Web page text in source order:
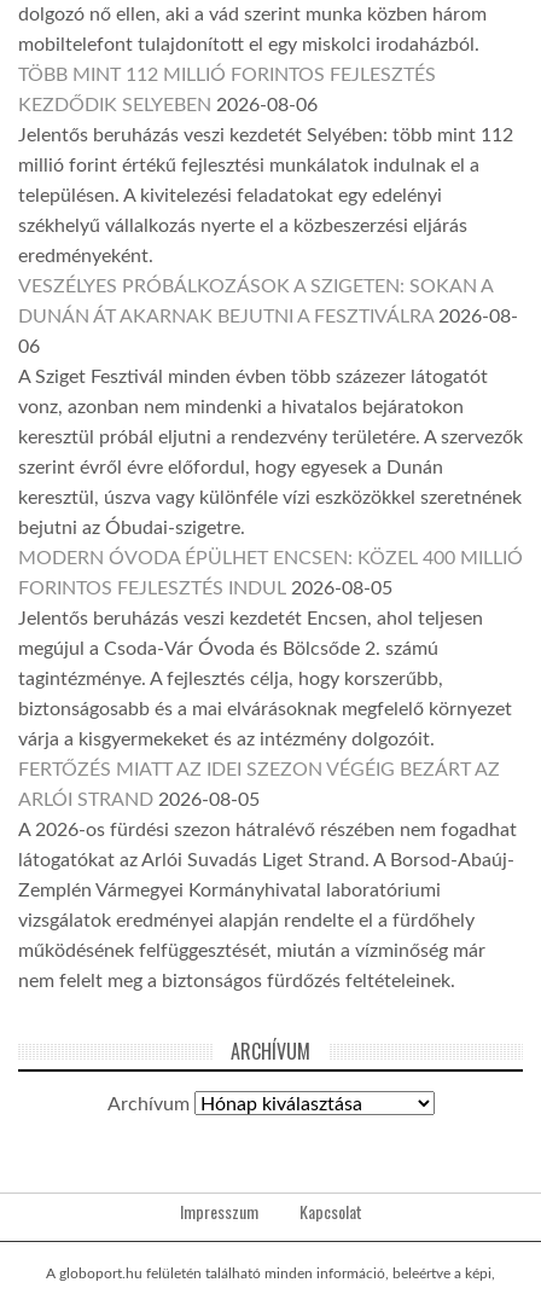
dolgozó nő ellen, aki a vád szerint munka közben három
mobiltelefont tulajdonított el egy miskolci irodaházból.
TÖBB MINT 112 MILLIÓ FORINTOS FEJLESZTÉS
KEZDŐDIK SELYEBEN 2026-08-06
Jelentős beruházás veszi kezdetét Selyében: több mint 112
millió forint értékű fejlesztési munkálatok indulnak el a
településen. A kivitelezési feladatokat egy edelényi
székhelyű vállalkozás nyerte el a közbeszerzési eljárás
eredményeként.
VESZÉLYES PRÓBÁLKOZÁSOK A SZIGETEN: SOKAN A
DUNÁN ÁT AKARNAK BEJUTNI A FESZTIVÁLRA 2026-08-
06
A Sziget Fesztivál minden évben több százezer látogatót
vonz, azonban nem mindenki a hivatalos bejáratokon
keresztül próbál eljutni a rendezvény területére. A szervezők
szerint évről évre előfordul, hogy egyesek a Dunán
keresztül, úszva vagy különféle vízi eszközökkel szeretnének
bejutni az Óbudai-szigetre.
MODERN ÓVODA ÉPÜLHET ENCSEN: KÖZEL 400 MILLIÓ
FORINTOS FEJLESZTÉS INDUL 2026-08-05
Jelentős beruházás veszi kezdetét Encsen, ahol teljesen
megújul a Csoda-Vár Óvoda és Bölcsőde 2. számú
tagintézménye. A fejlesztés célja, hogy korszerűbb,
biztonságosabb és a mai elvárásoknak megfelelő környezet
várja a kisgyermekeket és az intézmény dolgozóit.
FERTŐZÉS MIATT AZ IDEI SZEZON VÉGÉIG BEZÁRT AZ
ARLÓI STRAND 2026-08-05
A 2026-os fürdési szezon hátralévő részében nem fogadhat
látogatókat az Arlói Suvadás Liget Strand. A Borsod-Abaúj-
Zemplén Vármegyei Kormányhivatal laboratóriumi
vizsgálatok eredményei alapján rendelte el a fürdőhely
működésének felfüggesztését, miután a vízminőség már
nem felelt meg a biztonságos fürdőzés feltételeinek.
ARCHÍVUM
Archívum
Impresszum Kapcsolat
A globoport.hu felületén található minden információ, beleértve a képi,